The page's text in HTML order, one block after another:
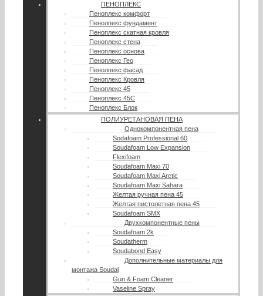
ПЕНОПЛЕКС
Пеноплекс комфорт
Пенолпекс фундамент
Пеноплекс скатная кровля
Пеноплекс стена
Пеноплекс основа
Пеноплекс Гео
Пенолпекс фасад
Пеноплекс Кровля
Пеноплекс 45
Пеноплекс 45С
Пеноплекс Блок
ПОЛИУРЕТАНОВАЯ ПЕНА
Однокомпонентная пена
Sodafoam Professional 60
Soudafoam Low Expansion
Flexifoam
Soudafoam Maxi 70
Soudafoam Maxi Arctic
Soudafoam Maxi Sahara
Желтая ручная пена 45
Желтая пистолетная пена 45
Soudafoam SMX
Двухкомпонентные пены
Soudafoam 2k
Soudatherm
Soudabond Easy
Дополнительные материалы для
монтажа Soudal
Gun & Foam Cleaner
Vaseline Spray